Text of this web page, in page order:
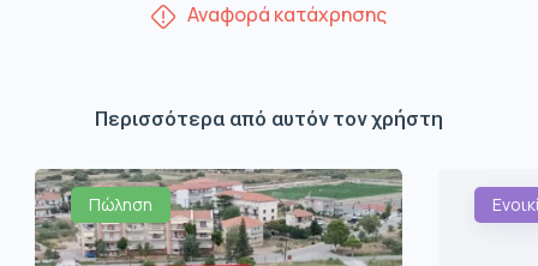
Αναφορά κατάχρησης
Περισσότερα από αυτόν τον χρήστη
Πώληση